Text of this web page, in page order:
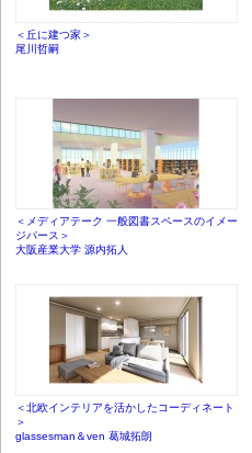
＜丘に建つ家＞
尾川哲嗣
＜メディアテーク 一般図書スペースのイメー
ジパース＞
大阪産業大学 源内拓人
＜北欧インテリアを活かしたコーディネート
＞
glassesman＆ven 葛城拓朗